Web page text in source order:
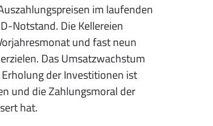
im laufenden
Notstand. Die Kellereien
und fast neun
Das Umsatzwachstum
der Investitionen ist
und die Zahlungsmoral der
hat.